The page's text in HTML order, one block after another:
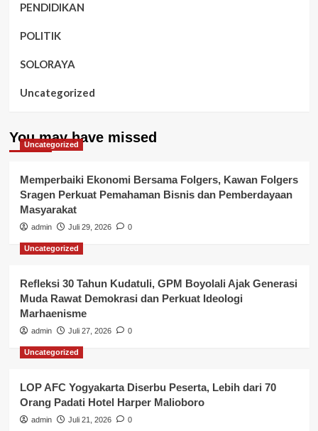
PENDIDIKAN
POLITIK
SOLORAYA
Uncategorized
You may have missed
Uncategorized
Memperbaiki Ekonomi Bersama Folgers, Kawan Folgers
Sragen Perkuat Pemahaman Bisnis dan Pemberdayaan
Masyarakat
admin Juli 29, 2026 0
Uncategorized
Refleksi 30 Tahun Kudatuli, GPM Boyolali Ajak Generasi
Muda Rawat Demokrasi dan Perkuat Ideologi
Marhaenisme
admin Juli 27, 2026 0
Uncategorized
LOP AFC Yogyakarta Diserbu Peserta, Lebih dari 70
Orang Padati Hotel Harper Malioboro
admin Juli 21, 2026 0